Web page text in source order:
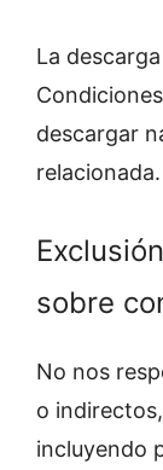
La
descargar
relacionada.
sobre
No nos
o
incluyendo